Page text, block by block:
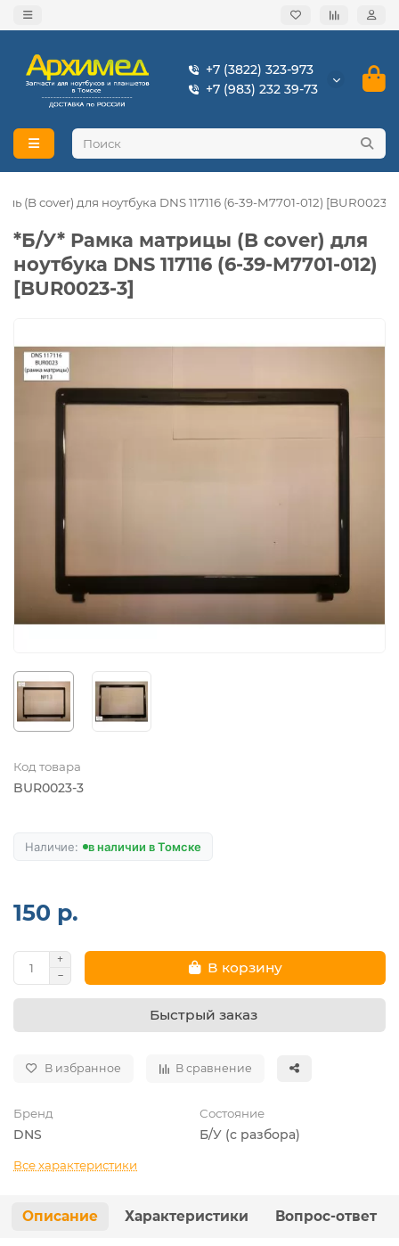
+7 (3822) 323-973
+7 (983) 232 39-73
(B cover) для ноутбука DNS 117116 (6-39-M7701-012) [BUR0023-
*Б/У* Рамка матрицы (B cover) для
ноутбука DNS 117116 (6-39-M7701-012)
[BUR0023-3]
Код товара
BUR0023-3
в наличии в Томске
150 р.
В корзину
Быстрый заказ
В избранное В сравнение
Бренд
DNS
Состояние
Б/У (с разбора)
Все характеристики
Описание Характеристики Вопрос-ответ